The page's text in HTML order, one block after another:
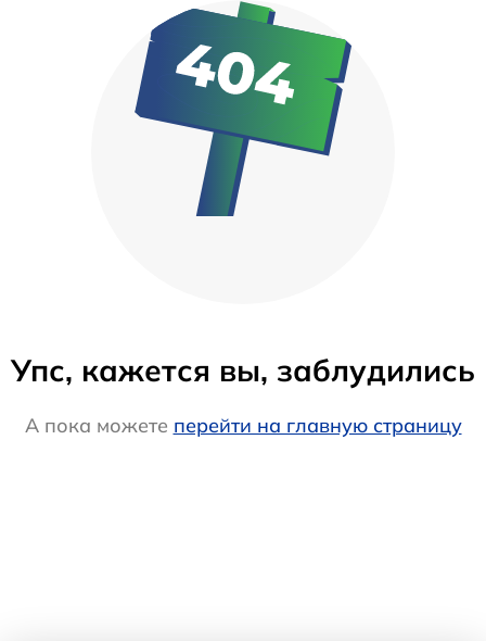
Упс, кажется вы, заблудились
А пока можете перейти на главную страницу